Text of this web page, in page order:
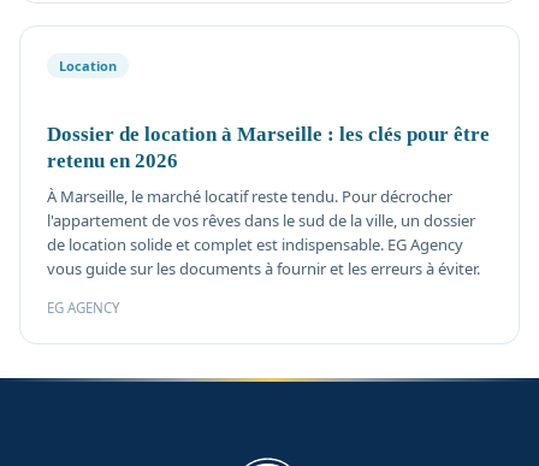
Location
Dossier de location à Marseille : les clés pour être
retenu en 2026
À Marseille, le marché locatif reste tendu. Pour décrocher
l'appartement de vos rêves dans le sud de la ville, un dossier
de location solide et complet est indispensable. EG Agency
vous guide sur les documents à fournir et les erreurs à éviter.
EG AGENCY